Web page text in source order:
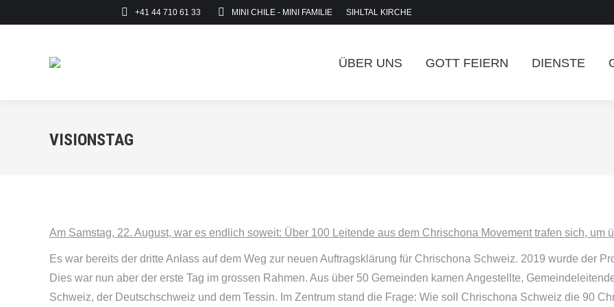
+41 44 710 61 33 MINI CHILE - MINI FAMILIE SIHLTAL KIRCHE
ÜBER UNS GOTT FEIERN DIENSTE
VISIONSTAG
Am Samstag, 22. August, war es endlich soweit: Über 100 Leitende aus dem Chrischona Movement trafen sich, um
Es war bereits der dritte Anlass auf dem Weg zur neuen Auftragsklärung für Chrischona Schweiz. 2019 wurde der
Dies war nun aber der erste Tag im grossen Rahmen. Aus über 50 Gemeinden kamen Angestellte,
Schweiz, der Deutschschweiz und dem Tessin. Im Zentrum stand die Frage: Wie soll Chrischona Schweiz die 90